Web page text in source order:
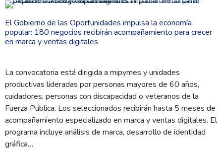
El Gobierno de las Oportunidades impulsa la economía
popular: 180 negocios recibirán acompañamiento para crecer
en marca y ventas digitales
La convocatoria está dirigida a mipymes y unidades
productivas lideradas por personas mayores de 60 años,
cuidadores, personas con discapacidad o veteranos de la
Fuerza Pública. Los seleccionados recibirán hasta 5 meses de
acompañamiento especializado en marca y ventas digitales. El
programa incluye análisis de marca, desarrollo de identidad
gráfica…